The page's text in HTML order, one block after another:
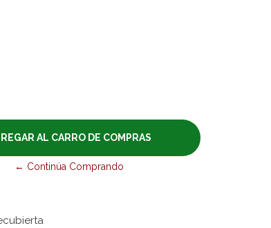
← Continúa Comprando